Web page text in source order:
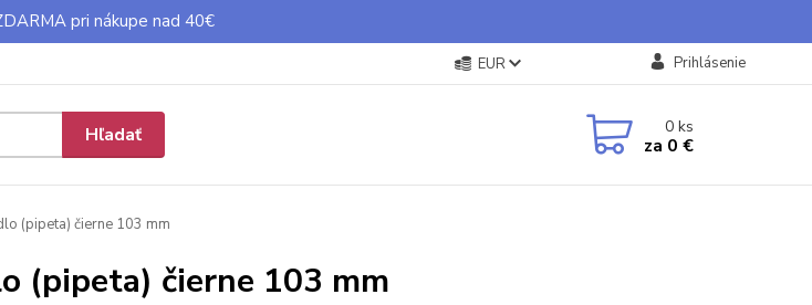
pri nákupe nad 40€
EUR Prihlásenie
Hľadať 0ks
za 0 €
(pipeta) čierne 103 mm
(pipeta) čierne 103 mm